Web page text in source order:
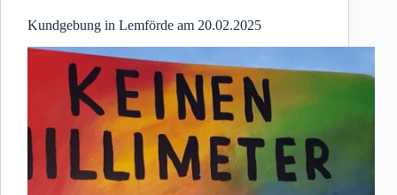
Kundgebung in Lemförde am 20.02.2025